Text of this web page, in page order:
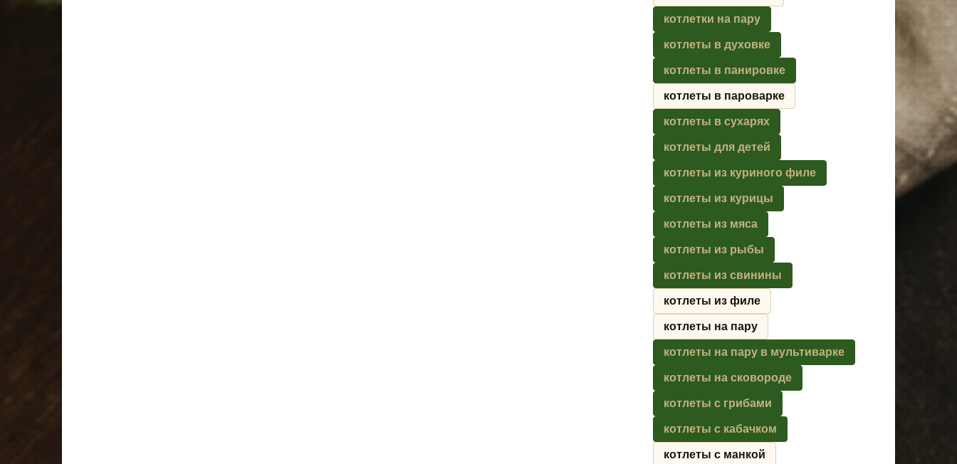
котлетки на пару
котлеты в духовке
котлеты в панировке
котлеты в пароварке
котлеты в сухарях
котлеты для детей
котлеты из куриного филе
котлеты из курицы
котлеты из мяса
котлеты из рыбы
котлеты из свинины
котлеты из филе
котлеты на пару
котлеты на пару в мультиварке
котлеты на сковороде
котлеты с грибами
котлеты с кабачком
котлеты с манкой